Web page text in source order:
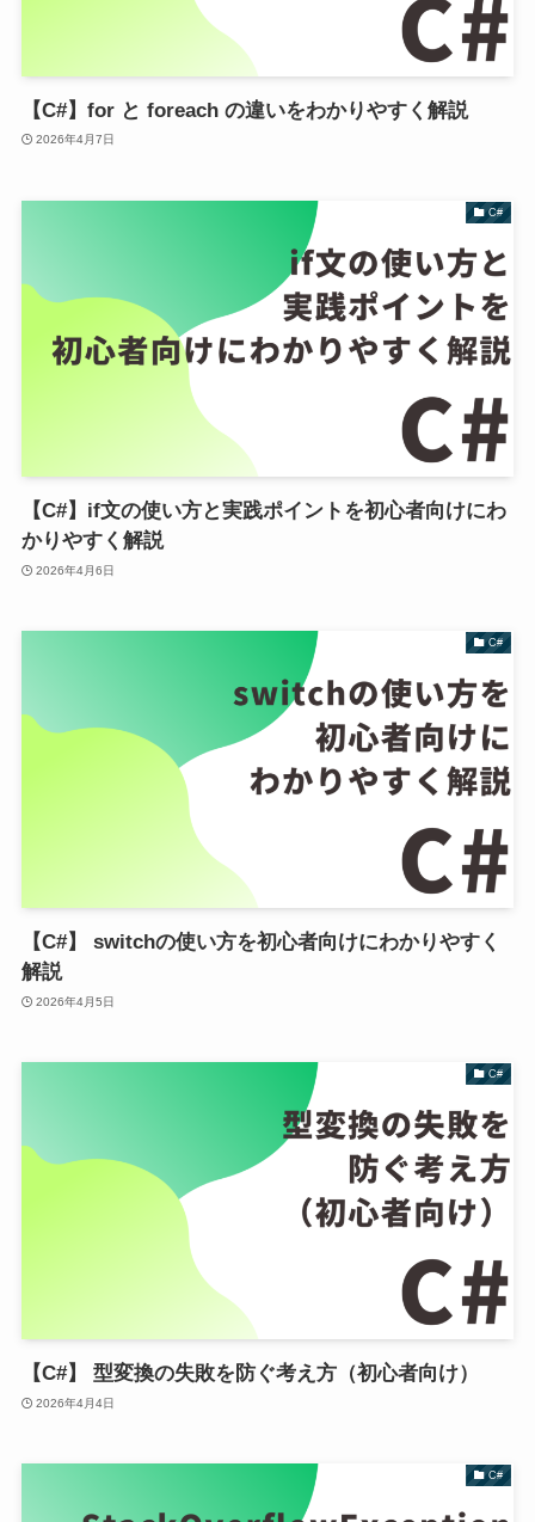
【C#】for と foreach の違いをわかりやすく解説
2026年4月7日
C#
【C#】if文の使い方と実践ポイントを初心者向けにわ
かりやすく解説
2026年4月6日
C#
【C#】 switchの使い方を初心者向けにわかりやすく
解説
2026年4月5日
C#
【C#】 型変換の失敗を防ぐ考え方（初心者向け）
2026年4月4日
C#